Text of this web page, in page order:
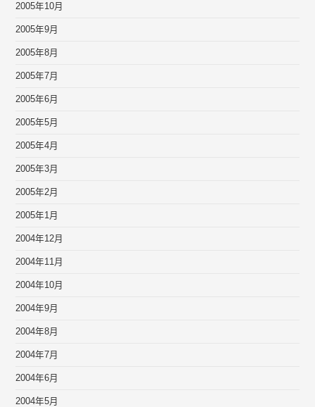
2005年10月
2005年9月
2005年8月
2005年7月
2005年6月
2005年5月
2005年4月
2005年3月
2005年2月
2005年1月
2004年12月
2004年11月
2004年10月
2004年9月
2004年8月
2004年7月
2004年6月
2004年5月